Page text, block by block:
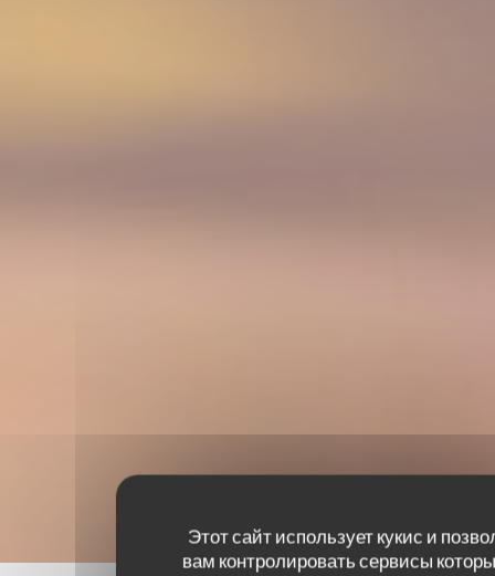
Этот сайт использует кукис и
вам контролировать сервисы